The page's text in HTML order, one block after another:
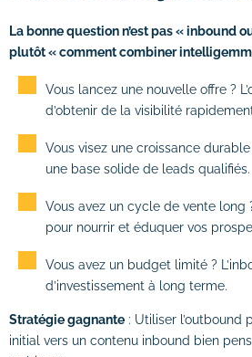
La bonne question n’est pas « inbound
plutôt « comment combiner
Vous lancez une nouvelle offre ?
d’obtenir de la visibilité
Vous visez une croissance durable
une base solide de leads qualifiés.
Vous avez un cycle de vente long
pour nourrir et éduquer vos
Vous avez un budget limité ?
d’investissement à long terme.
Stratégie gagnante : Utiliser l’outbound
initial vers un contenu inbound bien